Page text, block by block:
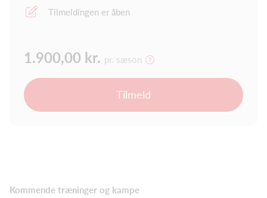
Tilmeldingen er åben
1.900,00 kr. pr. sæson
Tilmeld
Kommende træninger og kampe